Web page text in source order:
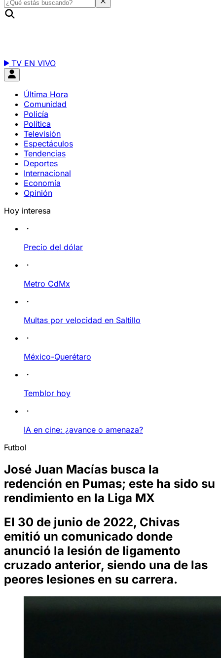
TV EN VIVO
Última Hora
Comunidad
Policía
Política
Televisión
Espectáculos
Tendencias
Deportes
Internacional
Economía
Opinión
Hoy interesa
Precio del dólar
Metro CdMx
Multas por velocidad en Saltillo
México-Querétaro
Temblor hoy
IA en cine: ¿avance o amenaza?
Futbol
José Juan Macías busca la
redención en Pumas; este ha sido su
rendimiento en la Liga MX
El 30 de junio de 2022, Chivas
emitió un comunicado donde
anunció la lesión de ligamento
cruzado anterior, siendo una de las
peores lesiones en su carrera.